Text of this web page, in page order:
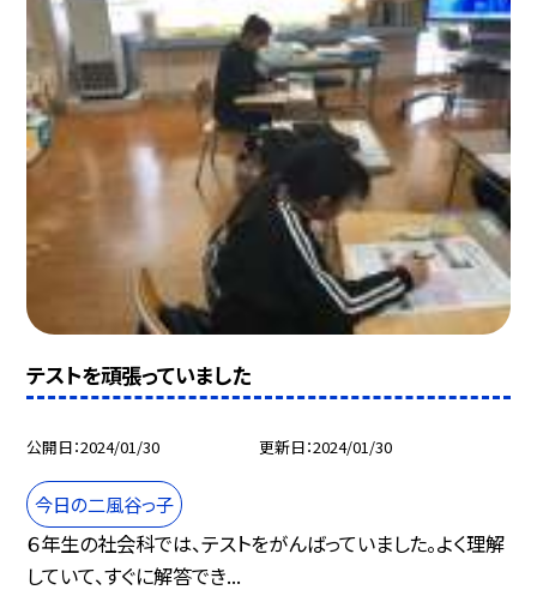
テストを頑張っていました
公開日 2024/01/30 更新日 2024/01/30
今日の二風谷っ子
６年生の社会科では、テストをがんばっていました。よく理解
していて、すぐに解答でき...